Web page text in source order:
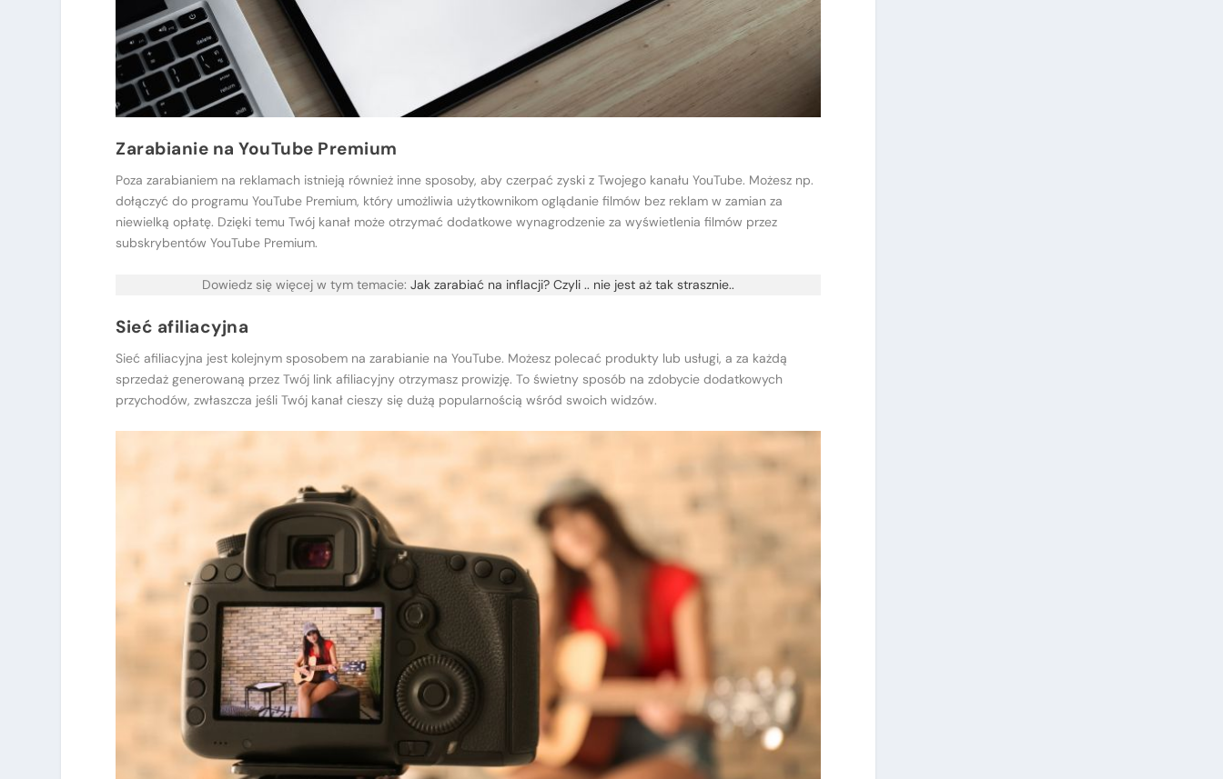
Zarabianie na YouTube Premium
Poza zarabianiem na reklamach istnieją również inne sposoby, aby czerpać zyski z Twojego kanału YouTube. Możesz np.
dołączyć do programu YouTube Premium, który umożliwia użytkownikom oglądanie filmów bez reklam w zamian za
niewielką opłatę. Dzięki temu Twój kanał może otrzymać dodatkowe wynagrodzenie za wyświetlenia filmów przez
subskrybentów YouTube Premium.
Dowiedz się więcej w tym temacie:Jak zarabiać na inflacji? Czyli .. nie jest aż tak strasznie..
Sieć afiliacyjna
Sieć afiliacyjna jest kolejnym sposobem na zarabianie na YouTube. Możesz polecać produkty lub usługi, a za każdą
sprzedaż generowaną przez Twój link afiliacyjny otrzymasz prowizję. To świetny sposób na zdobycie dodatkowych
przychodów, zwłaszcza jeśli Twój kanał cieszy się dużą popularnością wśród swoich widzów.